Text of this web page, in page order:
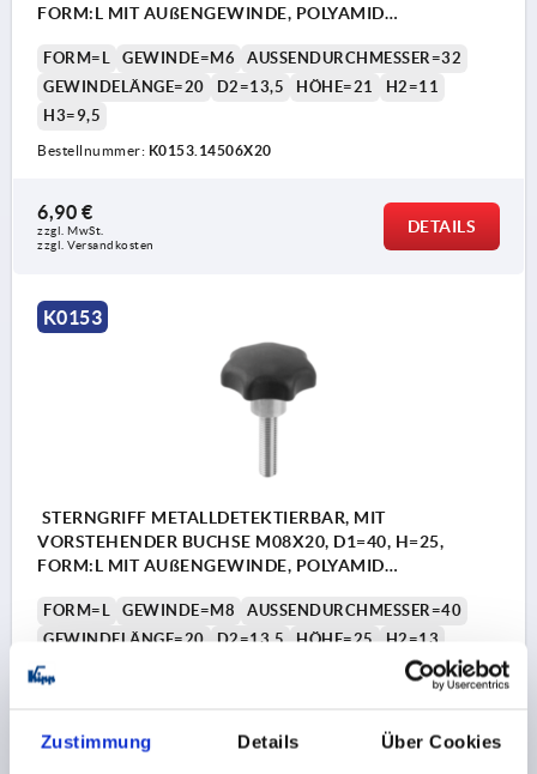
Zustimmung Details Über Cookies
FORM:L MIT AUßENGEWINDE, POLYAMID
FORM=L GEWINDE=M6
AUSSENDURCHMESSER=32
GEWINDELÄNGE=20
D2=13,5 HÖHE=21
H2=11
H3=9,5
Bestellnummer: K0153.14506X20
6,90 €
zzgl. MwSt.
zzgl. Versandkosten
DETAILS
K0153
STERNGRIFF METALLDETEKTIERBAR, MIT
VORSTEHENDER BUCHSE M08X20, D1=40, H=25,
FORM:L MIT AUßENGEWINDE, POLYAMID
FORM=L GEWINDE=M8
AUSSENDURCHMESSER=40
GEWINDELÄNGE=20
D2=13,5 HÖHE=25
H2=13
H3=10